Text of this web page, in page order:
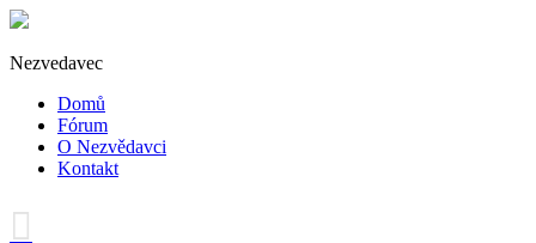
Nezvedavec
Domů
Fórum
O Nezvědavci
Kontakt